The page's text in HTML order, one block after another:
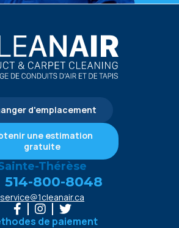
d'emplacement
une estimation
gratuite
Thérèse
514-800-8048
service@1cleanair.ca
de paiement